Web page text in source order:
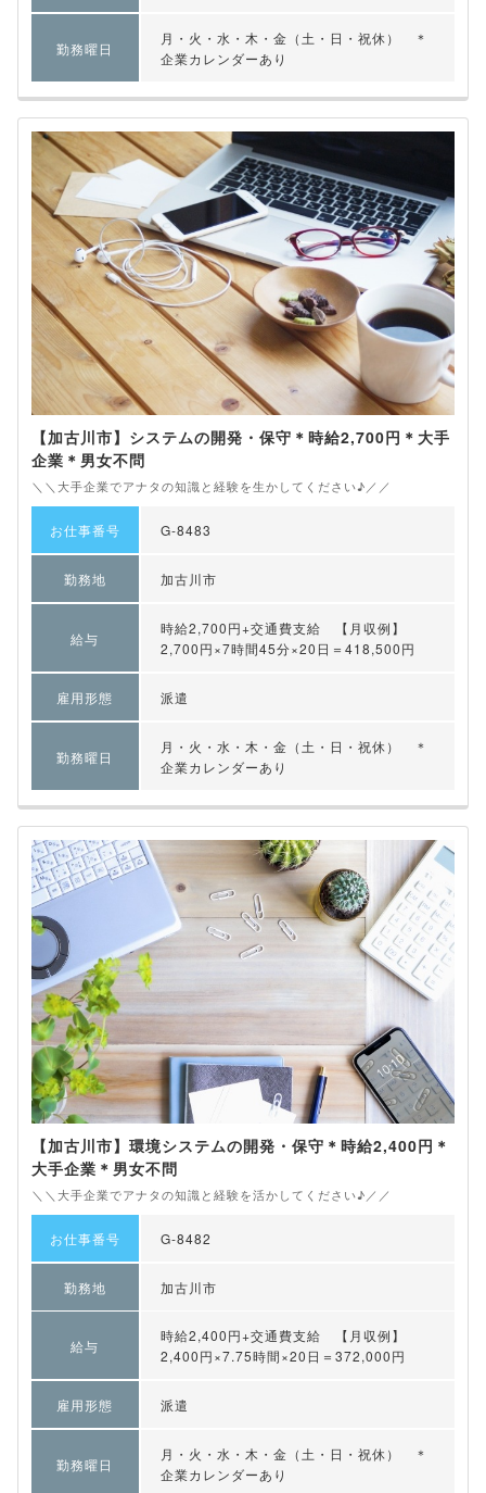
勤務曜日
月・火・水・木・金（土・日・祝休） ＊
企業カレンダーあり
【加古川市】システムの開発・保守＊時給2,700円＊大手
企業＊男女不問
＼＼大手企業でアナタの知識と経験を生かしてください♪／／
お仕事番号 G-8483
勤務地 加古川市
給与
時給2,700円+交通費支給 【月収例】
2,700円×7時間45分×20日＝418,500円
雇用形態 派遣
勤務曜日
月・火・水・木・金（土・日・祝休） ＊
企業カレンダーあり
【加古川市】環境システムの開発・保守＊時給2,400円＊
大手企業＊男女不問
＼＼大手企業でアナタの知識と経験を活かしてください♪／／
お仕事番号 G-8482
勤務地 加古川市
給与
時給2,400円+交通費支給 【月収例】
2,400円×7.75時間×20日＝372,000円
雇用形態 派遣
勤務曜日
月・火・水・木・金（土・日・祝休） ＊
企業カレンダーあり